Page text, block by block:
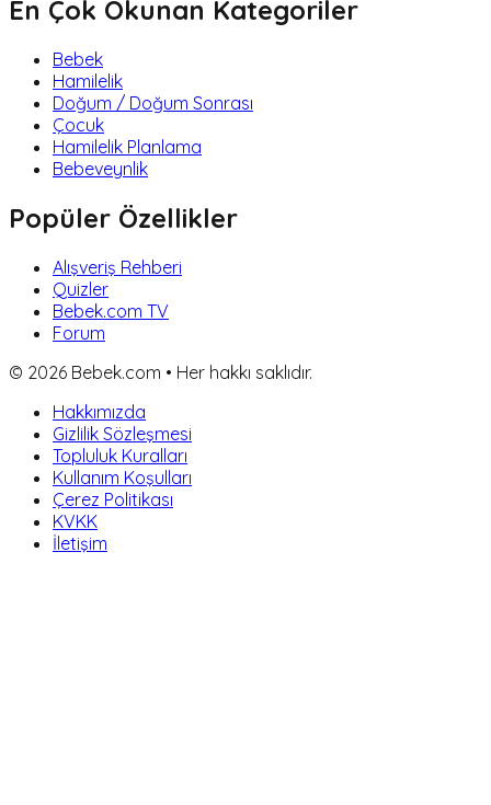
En Çok Okunan Kategoriler
Bebek
Hamilelik
Doğum / Doğum Sonrası
Çocuk
Hamilelik Planlama
Bebeveynlik
Popüler Özellikler
Alışveriş Rehberi
Quizler
Bebek.com TV
Forum
© 2026 Bebek.com • Her hakkı saklıdır.
Hakkımızda
Gizlilik Sözleşmesi
Topluluk Kuralları
Kullanım Koşulları
Çerez Politikası
KVKK
İletişim